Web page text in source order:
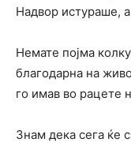
Надвор истураше,
Немате појма
благодарна на
го имав во рацете
Знам дека сега ќе